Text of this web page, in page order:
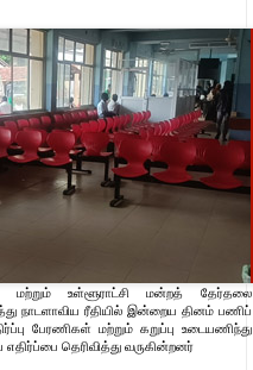
உள்ளூராட்சி மன்றத் தேர்தலை
நாடளாவிய ரீதியில் இன்றைய தினம் பணிப்
பேரணிகள் மற்றும் கறுப்பு உடையணிந்து
தெரிவித்து வருகின்றனர்